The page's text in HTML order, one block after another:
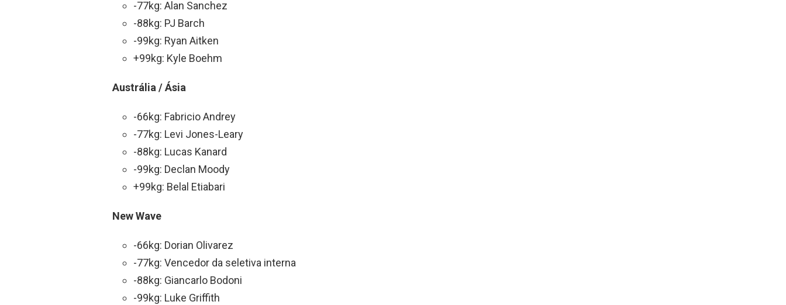
-77kg: Alan Sanchez
-88kg: PJ Barch
-99kg: Ryan Aitken
+99kg: Kyle Boehm
Austrália / Ásia
-66kg: Fabricio Andrey
-77kg: Levi Jones-Leary
-88kg: Lucas Kanard
-99kg: Declan Moody
+99kg: Belal Etiabari
New Wave
-66kg: Dorian Olivarez
-77kg: Vencedor da seletiva interna
-88kg: Giancarlo Bodoni
-99kg: Luke Griffith